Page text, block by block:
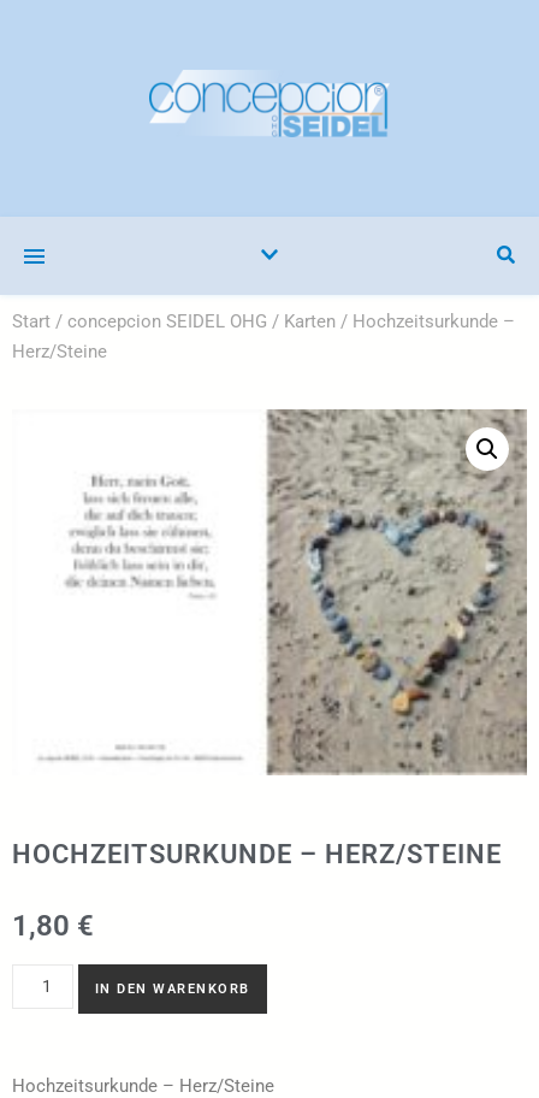
Start / concepcion SEIDEL OHG / Karten / Hochzeitsurkunde –
Herz/Steine
HOCHZEITSURKUNDE – HERZ/STEINE
1,80 €
IN DEN WARENKORB
Hochzeitsurkunde – Herz/Steine